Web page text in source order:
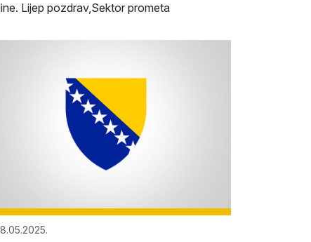
Lijep pozdrav,Sektor prometa